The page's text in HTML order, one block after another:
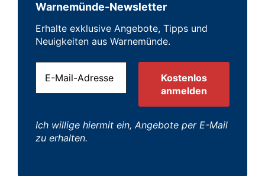
Warnemünde-Newsletter
Erhalte exklusive Angebote, Tipps und
Neuigkeiten aus Warnemünde.
Ich willige hiermit ein, Angebote per E-Mail
zu erhalten.